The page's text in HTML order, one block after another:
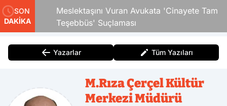
SON
DAKİKA
Meslektaşını Vuran Avukata 'Cinayete Tam
Teşebbüs' Suçlaması
Yazarlar Tüm Yazıları
M.Rıza Çerçel Kültür
Merkezi Müdürü